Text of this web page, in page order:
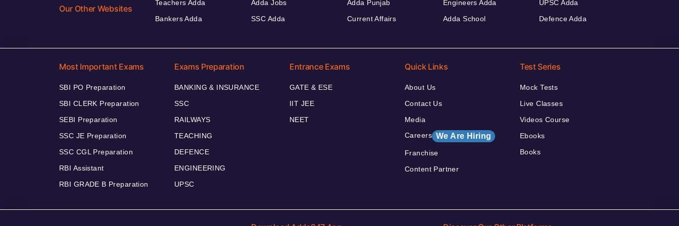
Our Other Websites
Teachers Adda
Bankers Adda
Adda Jobs
SSC Adda
Adda Punjab
Current Affairs
Engineers Adda
Adda School
UPSC Adda
Defence Adda
Most Important Exams
SBI PO Preparation
SBI CLERK Preparation
SEBI Preparation
SSC JE Preparation
SSC CGL Preparation
RBI Assistant
RBI GRADE B Preparation
Exams Preparation
BANKING & INSURANCE
SSC
RAILWAYS
TEACHING
DEFENCE
ENGINEERING
UPSC
Entrance Exams
GATE & ESE
IIT JEE
NEET
Quick Links
About Us
Contact Us
Media
Careers We Are Hiring
Franchise
Content Partner
Test Series
Mock Tests
Live Classes
Videos Course
Ebooks
Books